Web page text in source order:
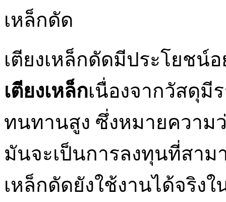
เหล็กดัด
เตียงเหล็กดัดมีประโยชน์
เตียงเหล็กเนื่องจากวัสดุมี
ทนทานสูง ซึ่งหมายความ
มันจะเป็นการลงทุนที่สาม
เหล็กดัดยังใช้งานได้จริง